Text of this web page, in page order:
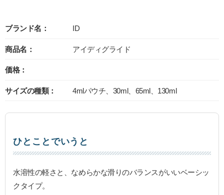
ブランド名： ID
商品名： アイディグライド
価格：
サイズの種類： 4mlパウチ、30ml、65ml、130ml
ひとことでいうと
水溶性の軽さと、なめらかな滑りのバランスがいいベーシッ
クタイプ。